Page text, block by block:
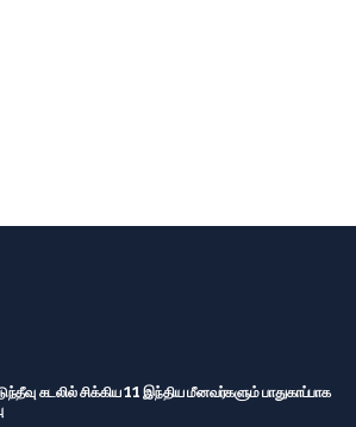
கடலில் சிக்கிய 11 இந்திய மீனவர்களும் பாதுகாப்பாக